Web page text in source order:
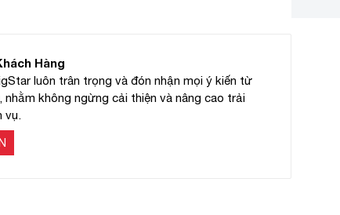
Hàng
luôn trân trọng và đón nhận mọi ý kiến từ
nhằm không ngừng cải thiện và nâng cao trải
vụ.